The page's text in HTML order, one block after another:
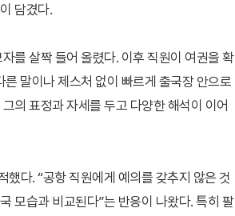
담겼다.
를 살짝 들어 올렸다. 이후 직원이 여권을 확
말이나 제스처 없이 빠르게 출국장 안으로
의 표정과 자세를 두고 다양한 해석이 이어
다. “공항 직원에게 예의를 갖추지 않은 것
모습과 비교된다”는 반응이 나왔다. 특히 팔